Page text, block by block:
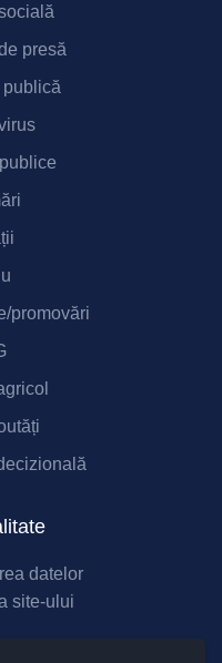
presă
promovări
datelor
site-ului